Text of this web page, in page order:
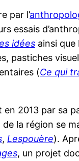
par l’
essais
idées ainsi que
pastiches
(Ce qui
en 2013 par sa
de la région se
, Lespouère).
, un projet